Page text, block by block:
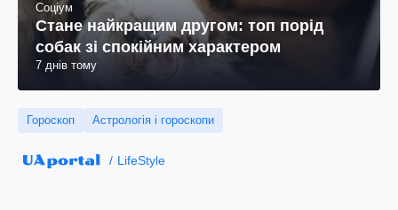
Соціум
Стане найкращим другом: топ порід
собак зі спокійним характером
7 днів тому
Гороскоп Астрологія і гороскопи
LifeStyle